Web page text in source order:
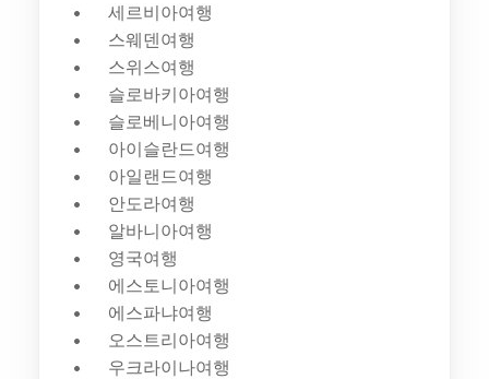
세르비아여행
스웨덴여행
스위스여행
슬로바키아여행
슬로베니아여행
아이슬란드여행
아일랜드여행
안도라여행
알바니아여행
영국여행
에스토니아여행
에스파냐여행
오스트리아여행
우크라이나여행